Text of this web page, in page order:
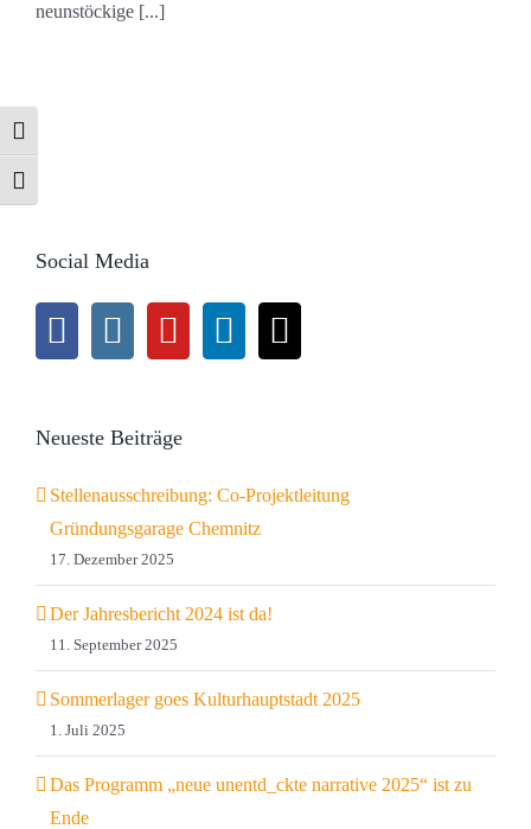
Umschalten auf hohe Kontraste
Schrift vergrößern
neunstöckige [...]
Social Media
Neueste Beiträge
Stellenausschreibung: Co-Projektleitung
Gründungsgarage Chemnitz
17. Dezember 2025
Der Jahresbericht 2024 ist da!
11. September 2025
Sommerlager goes Kulturhauptstadt 2025
1. Juli 2025
Das Programm „neue unentd_ckte narrative 2025“ ist zu
Ende